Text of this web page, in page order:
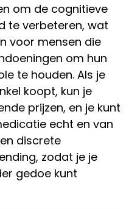
om de cognitieve
te verbeteren, wat
voor mensen die
om hun
te houden. Als je
koopt, kun je
prijzen, en je kunt
echt en van
discrete
zodat je je
gedoe kunt